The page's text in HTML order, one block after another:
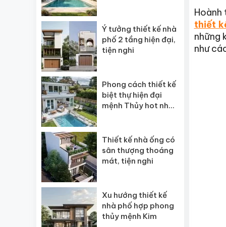
Hoành
thiết
những
như
Ý tưởng thiết kế nhà
phố 2 tầng hiện đại,
tiện nghi
Phong cách thiết kế
biệt thự hiện đại
mệnh Thủy hot nhất
Thiết kế nhà ống có
sân thượng thoáng
mát, tiện nghi
Xu hướng thiết kế
nhà phố hợp phong
thủy mệnh Kim